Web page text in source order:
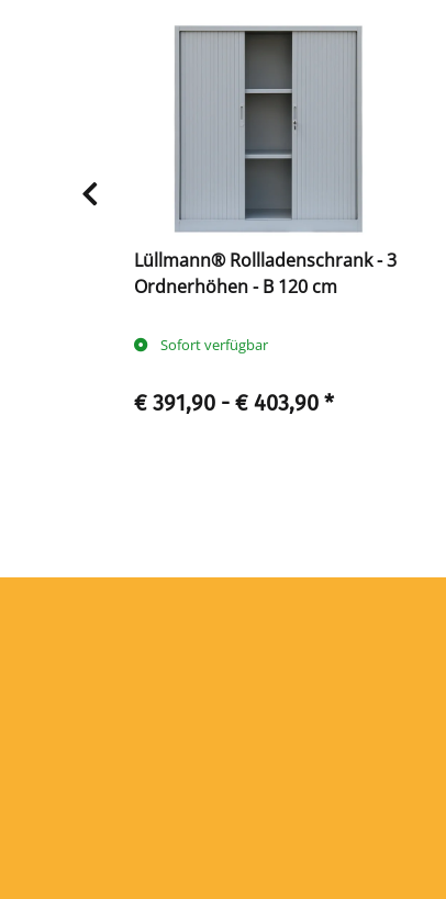
Lüllmann® Rollladenschrank - 3
Ordnerhöhen - B 120 cm
Sofort verfügbar
€ 391,90 - € 403,90 *